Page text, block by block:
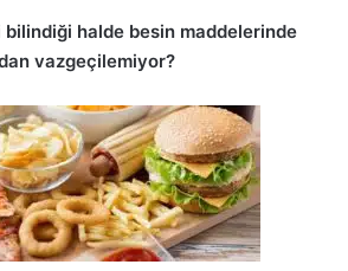
halde besin maddelerinde
vazgeçilemiyor?